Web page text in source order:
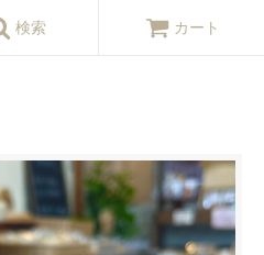
検索 カート